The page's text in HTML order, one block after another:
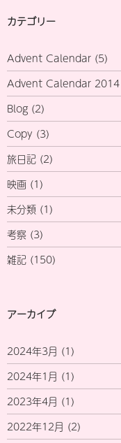
カテゴリー
Advent Calendar (5)
Advent Calendar 2014
Blog (2)
Copy (3)
旅日記 (2)
映画 (1)
未分類 (1)
考察 (3)
雑記 (150)
アーカイブ
2024年3月 (1)
2024年1月 (1)
2023年4月 (1)
2022年12月 (2)